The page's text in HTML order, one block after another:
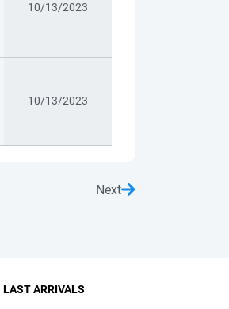
10/13/2023
10/13/2023
Next
LAST ARRIVALS